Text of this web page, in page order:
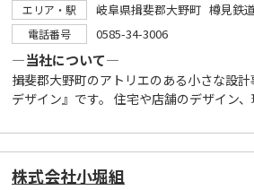
エリア・駅
岐阜県揖斐郡大野町 樽見鉄
電話番号 0585-34-3006
―当社について―
揖斐郡大野町のアトリエのある小さな設
デザイン』です。 住宅や店舗のデザイン
株式会社小堀組